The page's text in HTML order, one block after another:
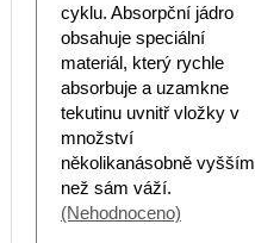
cyklu. Absorpční jádro
obsahuje speciální
materiál, který rychle
absorbuje a uzamkne
tekutinu uvnitř vložky v
množství
několikanásobně vyšším
než sám váží.
(Nehodnoceno)